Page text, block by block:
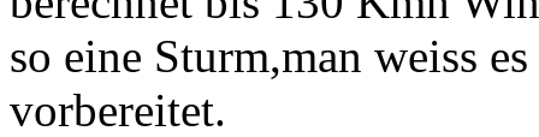
so eine Sturm,man weiss
vorbereitet.